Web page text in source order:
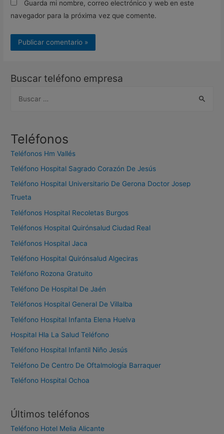
Guarda mi nombre, correo electrónico y web en este
navegador para la próxima vez que comente.
Buscar teléfono empresa
c
:
Teléfonos
Teléfonos Hm Vallés
Teléfono Hospital Sagrado Corazón De Jesús
Teléfono Hospital Universitario De Gerona Doctor Josep
Trueta
Teléfonos Hospital Recoletas Burgos
Teléfonos Hospital Quirónsalud Ciudad Real
Teléfonos Hospital Jaca
Teléfono Hospital Quirónsalud Algeciras
Teléfono Rozona Gratuito
Teléfono De Hospital De Jaén
Teléfonos Hospital General De Villalba
Teléfono Hospital Infanta Elena Huelva
Hospital Hla La Salud Teléfono
Teléfono Hospital Infantil Niño Jesús
Teléfono De Centro De Oftalmología Barraquer
Teléfono Hospital Ochoa
Últimos teléfonos
Teléfono Hotel Melia Alicante